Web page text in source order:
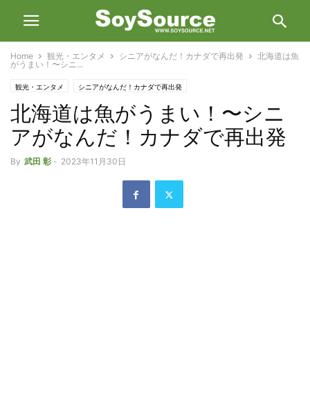
Home 観光・エンタメ シニアがなんだ！カナダで再出発
北海道は魚
がうまい！〜シニ...
観光・エンタメ シニアがなんだ！カナダで再出発
北海道は魚がうまい！〜シニ
アがなんだ！カナダで再出発
By 武田 彰 - 2023年11月30日